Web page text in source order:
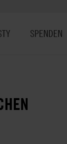
SPENDEN